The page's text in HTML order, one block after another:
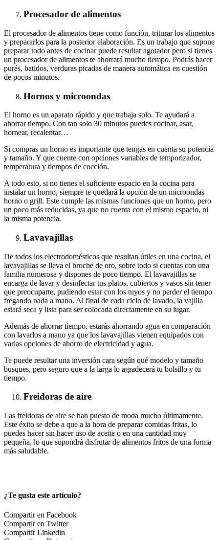
Procesador de alimentos
El procesador de alimentos tiene como función, triturar los alimentos
y prepararlos para la posterior elaboración. Es un trabajo que supone
preparar todo antes de cocinar puede resultar agotador pero si tienes
un procesador de alimentos te ahorrará mucho tiempo. Podrás hacer
purés, batidos, verduras picadas de manera automática en cuestión
de pocos minutos.
Hornos y microondas
El horno es un aparato rápido y que trabaja solo. Te ayudará a
ahorrar tiempo. Con tan solo 30 minutos puedes cocinar, asar,
hornear, recalentar…
Si compras un horno es importante que tengas en cuenta su potencia
y tamaño. Y que cuente con opciones variables de temporizador,
temperatura y tiempos de cocción.
A todo esto, si no tienes el suficiente espacio en la cocina para
instalar un horno, siempre te quedará la opción de un microondas
horno o grill. Este cumple las mismas funciones que un horno, pero
un poco más reducidas, ya que no cuenta con el mismo espacio, ni
la misma potencia.
Lavavajillas
De todos los electrodomésticos que resultan útiles en una cocina, el
lavavajillas se lleva el broche de oro, sobre todo si cuentas con una
familia numerosa y dispones de poco tiempo. El lavavajillas se
encarga de lavar y desinfectar tus platos, cubiertos y vasos sin tener
que preocuparte, pudiendo estar con los tuyos y no perder el tiempo
fregando nada a mano. Al final de cada ciclo de lavado, la vajilla
estará seca y lista para ser colocada directamente en su lugar.
Además de ahorrar tiempo, estarás ahorrando agua en comparación
con lavarlos a mano ya que los lavavajillas vienen equipados con
varias opciones de ahorro de electricidad y agua.
Te puede resultar una inversión cara según qué modelo y tamaño
busques, pero seguro que a la larga lo agradecerá tu bolsillo y tu
tiempo.
Freidoras de aire
Las freidoras de aire se han puesto de moda mucho últimamente.
Este éxito se debe a que a la hora de preparar comidas fritas, lo
puedes hacer sin hacer uso de aceite o en una cantidad muy
pequeña, lo que supondrá disfrutar de alimentos fritos de una forma
más saludable.
¿Te gusta este artículo?
Compartir en Facebook
Compartir en Twitter
Compartir Linkedin